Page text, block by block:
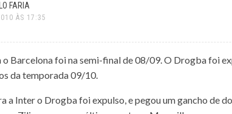
FARIA
ÀS 17:35
Barcelona foi na semi-final de 08/09. O Drogba foi
da temporada 09/10.
a Inter o Drogba foi expulso, e pegou um gancho de